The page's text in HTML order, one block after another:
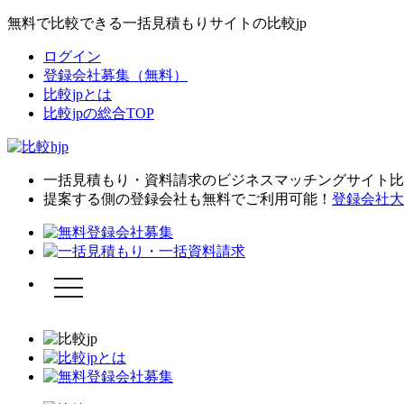
無料で比較できる一括見積もりサイトの比較jp
ログイン
登録会社募集（無料）
比較jpとは
比較jpの総合TOP
一括見積もり・資料請求のビジネスマッチングサイト
提案する側の登録会社も無料でご利用可能！ 登録会社
toggle
navigation